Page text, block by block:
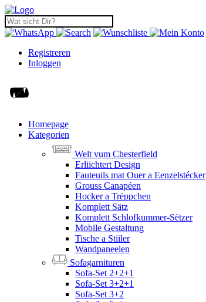
Registreren
Inloggen
Homepage
Kategorien
Welt vum Chesterfield
Erliichtert Design
Fauteuils mat Ouer a Eenzelstécker
Grouss Canapéen
Hocker a Trëppchen
Komplett Sätz
Komplett Schlofkummer-Sëtzer
Mobile Gestaltung
Tische a Stiiler
Wandpaneelen
Sofagarnituren
Sofa-Set 2+2+1
Sofa-Set 3+2+1
Sofa-Set 3+2